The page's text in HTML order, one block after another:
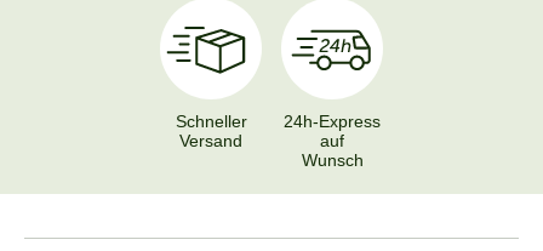
Schneller
Versand
24h-Express
auf
Wunsch